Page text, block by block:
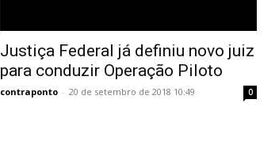
Justiça Federal já definiu novo juiz
para conduzir Operação Piloto
contraponto - 20 de setembro de 2018 10:49 0